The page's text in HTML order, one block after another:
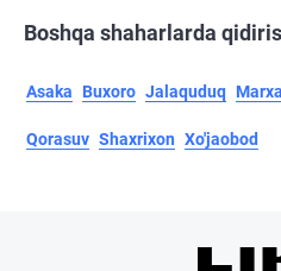
Boshqa shaharlarda
Asaka Buxoro Jalaquduq
Qorasuv Shaxrixon Xo'jaobod